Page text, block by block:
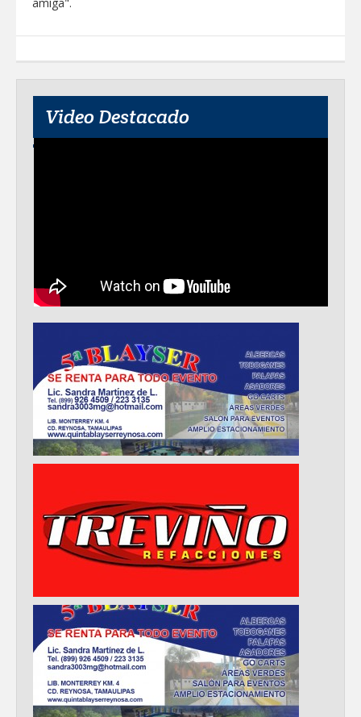
Video Destacado